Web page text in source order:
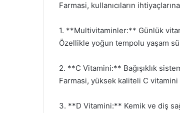
Farmasi, kullanıcıların
1. **Multivitaminler:** Günlük
Özellikle yoğun tempolu yaşam
2. **C Vitamini:** Bağışıklık
Farmasi, yüksek kaliteli C vitamini
3. **D Vitamini:** Kemik ve diş